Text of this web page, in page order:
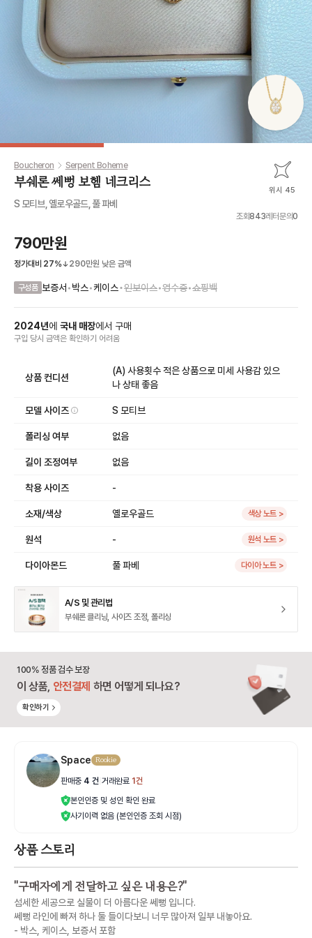
Boucheron Serpent Boheme
부쉐론 쎄뻥 보헴 네크리스 위시 45
S 모티브, 옐로우골드, 풀 파베
조회843레터문의0
790만원
정가대비 27% 290만원 낮은 금액
구성품 보증서 •박스•케이스•인보이스•영수증•쇼핑백
2024년에 국내 매장에서 구매
구입 당시 금액은 확인하기 어려움
상품 컨디션
(A) 사용횟수 적은 상품으로 미세 사용감 있으
나 상태 좋음
모델 사이즈 S 모티브
폴리싱 여부 없음
길이 조정여부 없음
착용 사이즈 -
소재/색상 옐로우골드 색상 노트 >
원석 - 원석 노트 >
다이아몬드 풀 파베 다이아 노트 >
A/S 및 관리법
부쉐론 클리닝, 사이즈 조정, 폴리싱
100% 정품 검수 보장
이 상품, 안전결제 하면 어떻게 되나요?
확인하기
Space Rookie
판매중 4 건 거래완료 1 건
본인인증 및 성인 확인 완료
사기이력 없음 (본인인증 조회 시점)
상품 스토리
"구매자에게 전달하고 싶은 내용은?"
섬세한 세공으로 실물이 더 아름다운 쎄뻥 입니다.
쎄뻥 라인에 빠져 하나 둘 들이다보니 너무 많아져 일부 내놓아요.
- 박스, 케이스, 보증서 포함